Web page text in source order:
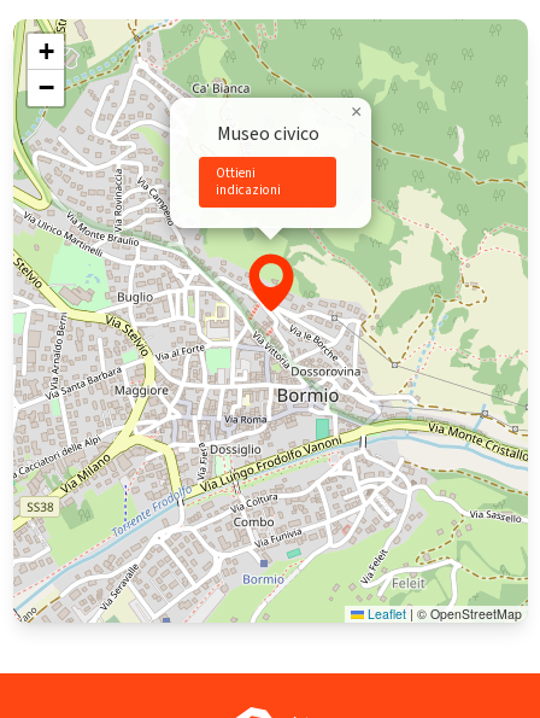
Museo civico
Ottieni
indicazioni
×
+
−
Leaflet | © OpenStreetMap